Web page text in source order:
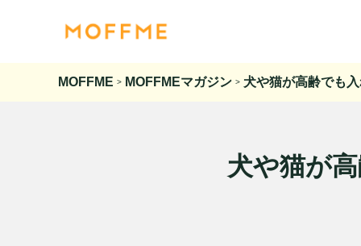
MOFFME > MOFFMEマガジン > 犬や猫が高齢でも
犬や猫が